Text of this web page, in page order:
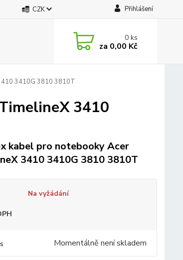
CZK Přihlášení
0ks
za 0,00 Kč
3410G 3810 3810T
3410
kabel pro notebooky Acer
3410 3410G 3810 3810T
Na vyžádání
Momentálně není skladem